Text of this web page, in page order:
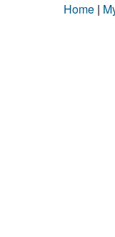
Home |